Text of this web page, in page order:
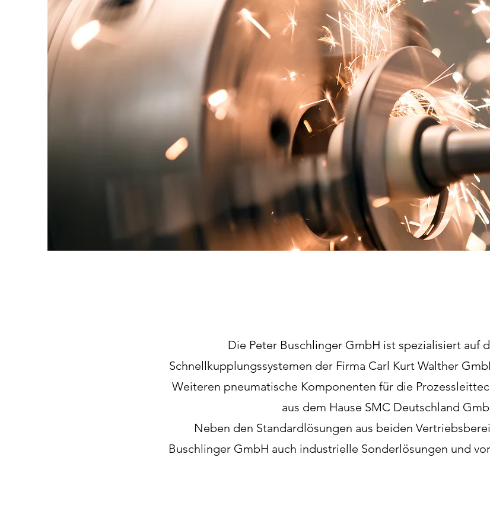
Die Peter Buschlinger GmbH ist spezialisiert auf
Schnellkupplungssystemen der Firma Carl Kurt Walther
Weiteren pneumatische Komponenten für die
aus dem Hause SMC Deutschland
Neben den Standardlösungen aus beiden
Buschlinger GmbH auch industrielle Sonderlösungen und